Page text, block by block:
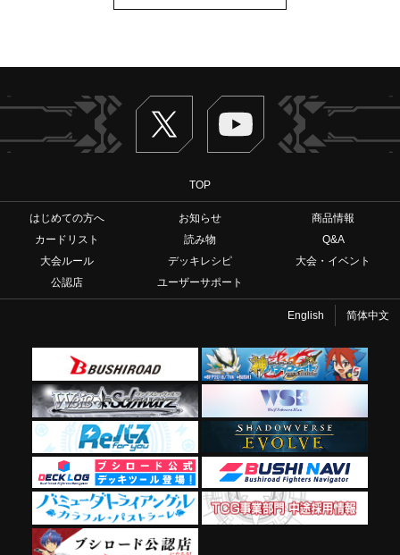
Twitter ヴァンガードch
TOP
はじめての方へ お知らせ
商品情報
カードリスト
読み物
Q&A
大会ルール
デッキレシピ
大会・イベント
公認店
ユーザーサポート
English 简体中文